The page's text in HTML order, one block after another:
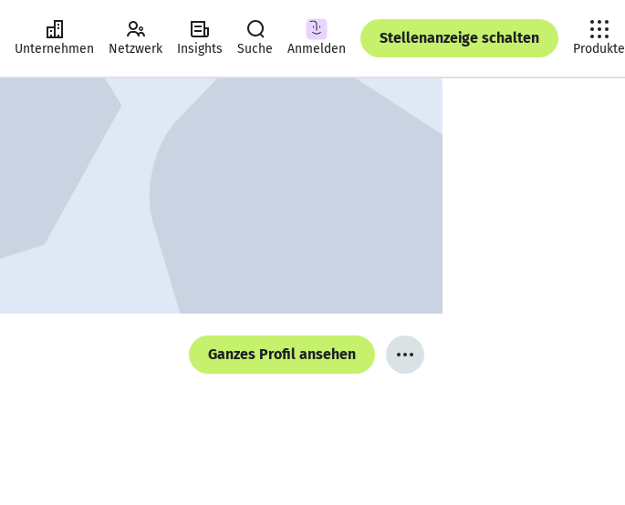
Unternehmen Netzwerk Insights Suche Anmelden
Stellenanzeige schalten
Produkte
Ganzes Profil ansehen